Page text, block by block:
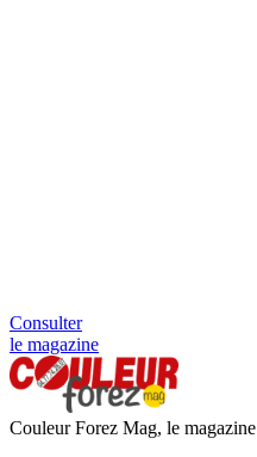
Consulter
le magazine
Couleur Forez Mag, le